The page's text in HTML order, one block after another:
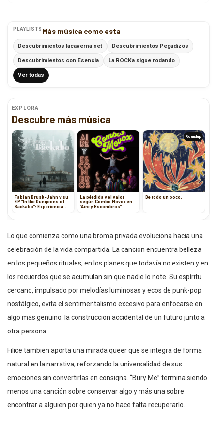
PLAYLISTS Más música como esta
Descubrimientos lacaverna.net Descubrimientos Pegadizos
Descubrimientos con Esencia La ROCKa sigue rodando
Ver todas
EXPLORA
Descubre más música
Fabian Brusk-Jahn y su
EP “In the Dungeons of
Bäckabo”: Experiencia
La pérdida y el valor
según Combo Movox en
“Aire y Escombros”
Roundup
De todo un poco.
Lo que comienza como una broma privada evoluciona hacia una
celebración de la vida compartida. La canción encuentra belleza
en los pequeños rituales, en los planes que todavía no existen y en
los recuerdos que se acumulan sin que nadie lo note. Su espíritu
cercano, impulsado por melodías luminosas y ecos de punk-pop
nostálgico, evita el sentimentalismo excesivo para enfocarse en
algo más genuino: la construcción accidental de un futuro junto a
otra persona.
Filice también aporta una mirada queer que se integra de forma
natural en la narrativa, reforzando la universalidad de sus
emociones sin convertirlas en consigna. “Bury Me” termina siendo
menos una canción sobre conservar algo y más una sobre
encontrar a alguien por quien ya no hace falta recuperarlo.